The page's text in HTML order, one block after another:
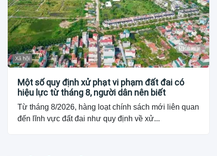
Xã hội
Một số quy định xử phạt vi phạm đất đai có
hiệu lực từ tháng 8, người dân nên biết
Từ tháng 8/2026, hàng loạt chính sách mới liên quan
đến lĩnh vực đất đai như quy định về xử...